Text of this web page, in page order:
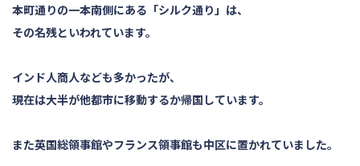
本町通りの一本南側にある「シルク通り」は、
その名残といわれています。
インド人商人なども多かったが、
現在は大半が他都市に移動するか帰国しています。
また英国総領事館やフランス領事館も中区に置かれていました。